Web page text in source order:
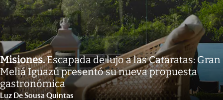
Misiones.Escapada de lujo a las Cataratas: Gran
Meliá Iguazú presentó su nueva propuesta
gastronómica
Luz De Sousa Quintas